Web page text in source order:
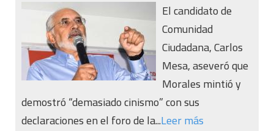
El candidato de
Comunidad
Ciudadana, Carlos
Mesa, aseveró que
Morales mintió y
demostró “demasiado cinismo” con sus
declaraciones en el foro de la...Leer más